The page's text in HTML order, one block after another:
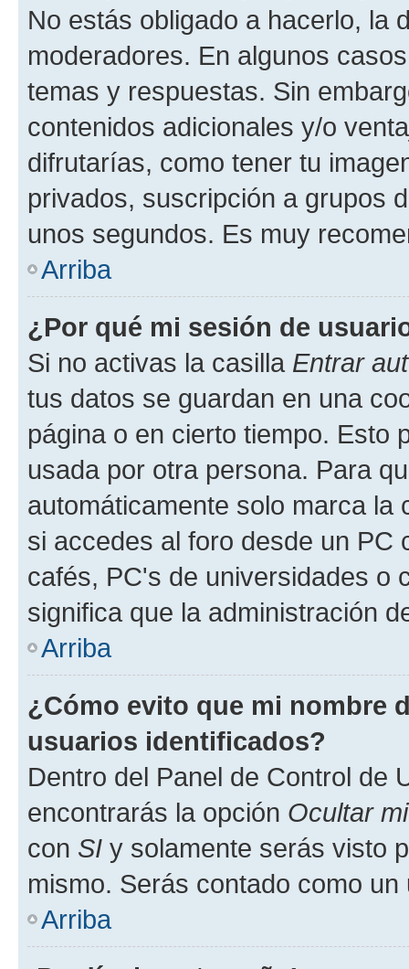
No estás obligado a hacerlo, la
moderadores. En algunos
temas y respuestas. Sin
contenidos adicionales y/o
difrutarías, como tener tu
privados, suscripción a grupos
unos segundos. Es muy
Arriba
¿Por qué mi sesión de
Si no activas la casilla Entrar
tus datos se guardan en una
página o en cierto tiempo. Esto
usada por otra persona. Para
automáticamente solo marca la
si accedes al foro desde un PC
cafés, PC's de universidades o
significa que la administración
Arriba
¿Cómo evito que mi nombre
usuarios identificados?
Dentro del Panel de Control de
encontrarás la opción Ocultar
con SI y solamente serás visto
mismo. Serás contado como un
Arriba